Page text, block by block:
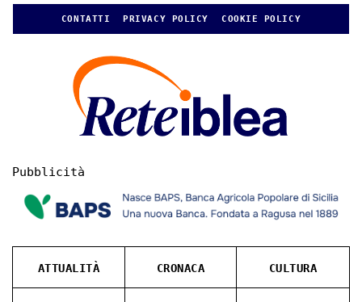
CONTATTI PRIVACY POLICY COOKIE POLICY
Pubblicità
ATTUALITÀ CRONACA CULTURA